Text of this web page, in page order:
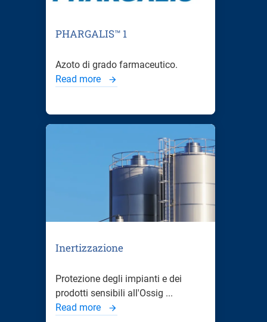
PHARGALIS™ 1
Azoto di grado farmaceutico.
Read more
Inertizzazione
Protezione degli impianti e dei
prodotti sensibili all'Ossig ...
Read more